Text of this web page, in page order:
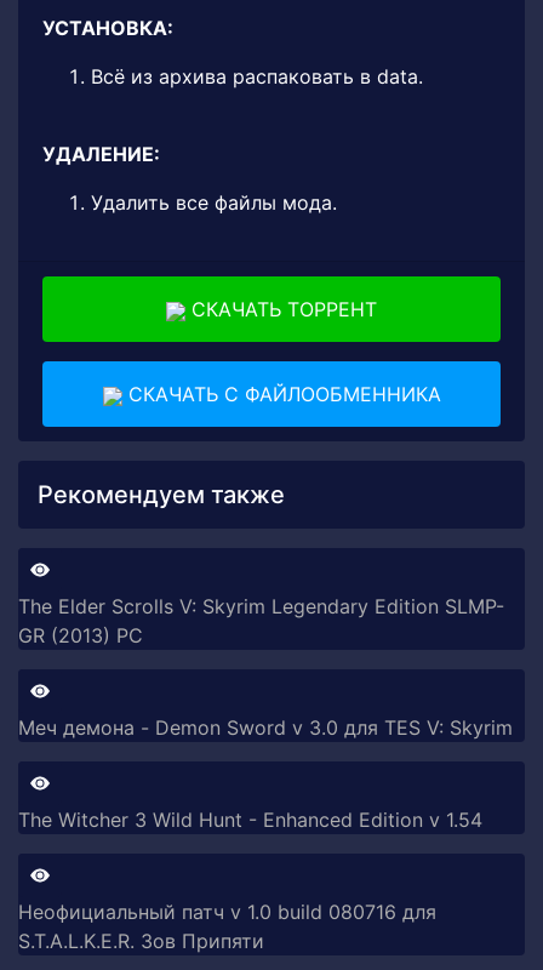
УСТАНОВКА:
Всё из архива распаковать в data.
УДАЛЕНИЕ:
Удалить все файлы мода.
СКАЧАТЬ ТОРРЕНТ
СКАЧАТЬ С ФАЙЛООБМЕННИКА
Рекомендуем также
The Elder Scrolls V: Skyrim Legendary Edition SLMP-
GR (2013) PC
Меч демона - Demon Sword v 3.0 для TES V: Skyrim
The Witcher 3 Wild Hunt - Enhanced Edition v 1.54
Неофициальный патч v 1.0 build 080716 для
S.T.A.L.K.E.R. Зов Припяти